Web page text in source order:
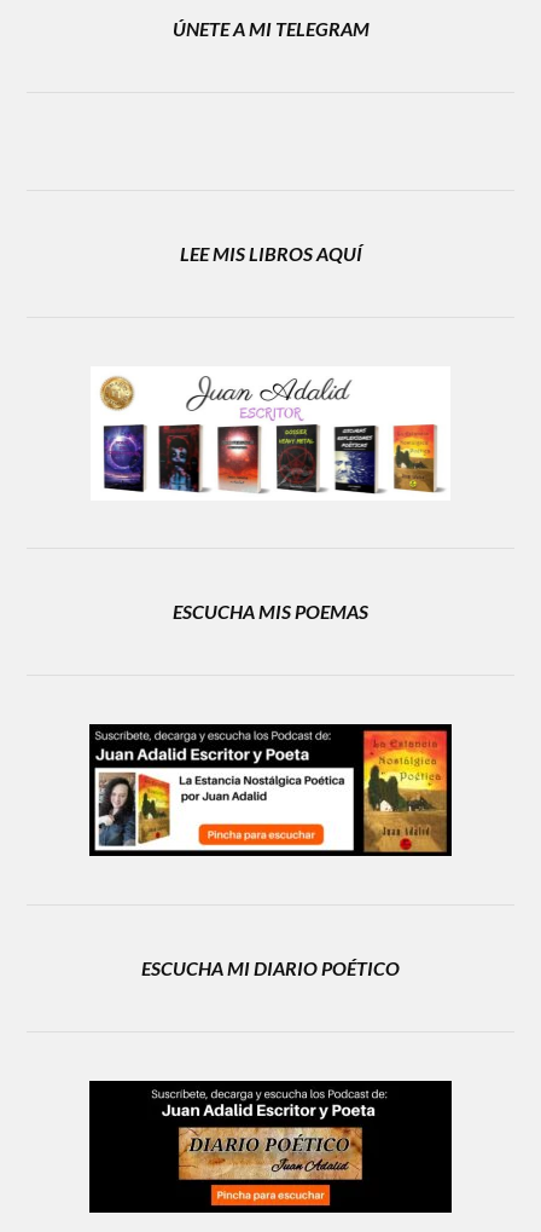
ÚNETE A MI TELEGRAM
LEE MIS LIBROS AQUÍ
ESCUCHA MIS POEMAS
ESCUCHA MI DIARIO POÉTICO